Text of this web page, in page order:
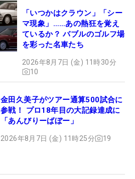
「いつかはクラウン」「シー
マ現象」……あの熱狂を覚え
ているか？ バブルのゴルフ場
を彩った名車たち
2026年8月7日 (金) 11時30分
10
金田久美子がツアー通算500試合に
参戦！ プロ18年目の大記録達成に
「あんびりーばぼー」
2026年8月7日 (金) 11時25分 19